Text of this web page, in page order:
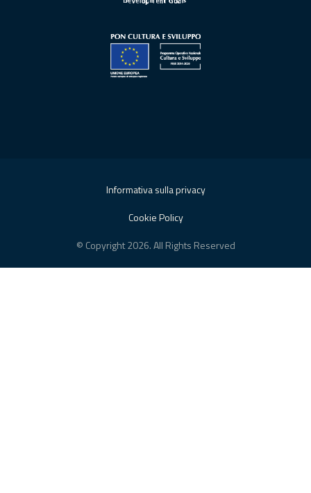
Informativa sulla privacy
Cookie Policy
© Copyright 2026. All Rights Reserved